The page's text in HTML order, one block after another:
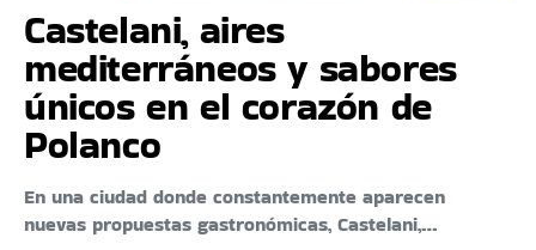
Castelani, aires
mediterráneos y sabores
únicos en el corazón de
Polanco
En una ciudad donde constantemente aparecen
nuevas propuestas gastronómicas, Castelani,…